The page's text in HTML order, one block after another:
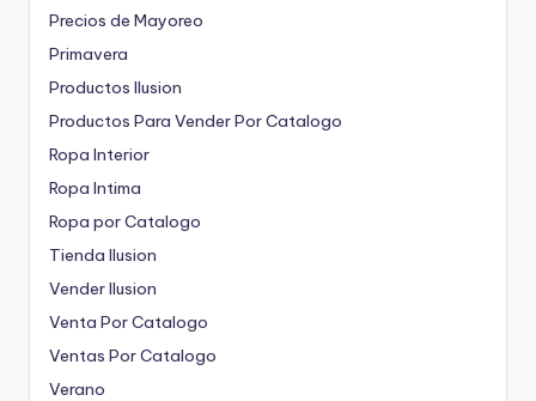
Precios de Mayoreo
Primavera
Productos Ilusion
Productos Para Vender Por Catalogo
Ropa Interior
Ropa Intima
Ropa por Catalogo
Tienda Ilusion
Vender Ilusion
Venta Por Catalogo
Ventas Por Catalogo
Verano